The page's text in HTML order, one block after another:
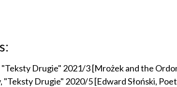
"Teksty Drugie" 2021/3 [Mrożek and the
"Teksty Drugie" 2020/5 [Edward Słoński,